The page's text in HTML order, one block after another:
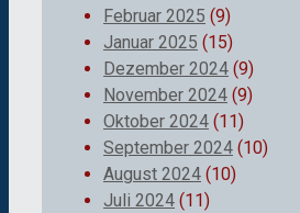
Februar 2025 (9)
Januar 2025 (15)
Dezember 2024 (9)
November 2024 (9)
Oktober 2024 (11)
September 2024 (10)
August 2024 (10)
Juli 2024 (11)